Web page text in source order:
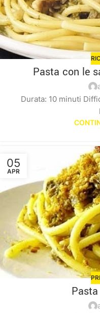
Pasta con le
Durata: 10 minuti
05
APR